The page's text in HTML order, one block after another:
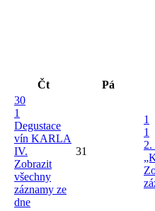
Čt Pá
30
1
Degustace
vín KARLA
IV.
Zobrazit
všechny
záznamy ze
dne
31
1
1
2.